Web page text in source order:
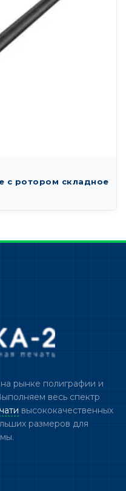
с ротором складное
₴.
рынке полиграфии и
весь спектр
высококачественных
размеров для